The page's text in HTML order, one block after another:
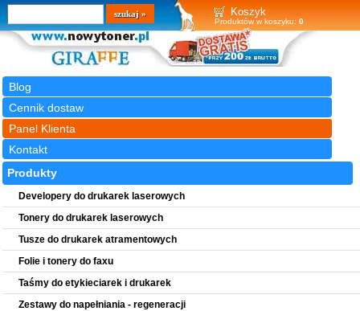
Koszyk
Produktów w koszyku: 0
Blog
Cennik dostaw
Panel Klienta
Kontakt
Wyszukiwarka
szukaj
Produkty
Developery do drukarek laserowych
Tonery do drukarek laserowych
Tusze do drukarek atramentowych
Folie i tonery do faxu
Taśmy do etykieciarek i drukarek
Zestawy do napełniania - regeneracji